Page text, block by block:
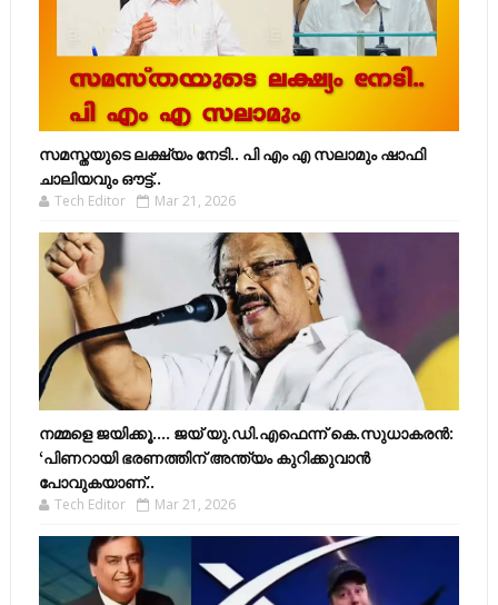
സമസ്തയുടെ ലക്ഷ്യം നേടി.. പി എം എ സലാമും ഷാഫി
ചാലിയവും ഔട്ട്..
Tech Editor Mar 21, 2026
നമ്മളെ ജയിക്കൂ.... ജയ് യു.ഡി.എഫെന്ന് കെ.സുധാകരൻ:
‘പിണറായി ഭരണത്തിന് അന്ത്യം കുറിക്കുവാൻ
പോവുകയാണ്..
Tech Editor Mar 21, 2026